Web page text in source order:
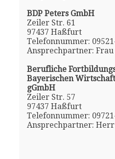
BDP Peters GmbH
Zeiler Str. 61
97437 Haßfurt
Telefonnummer:
Ansprechpartner:
Berufliche
Bayerischen
gGmbH
Zeiler Str. 57
97437 Haßfurt
Telefonnummer:
Ansprechpartner: Herr